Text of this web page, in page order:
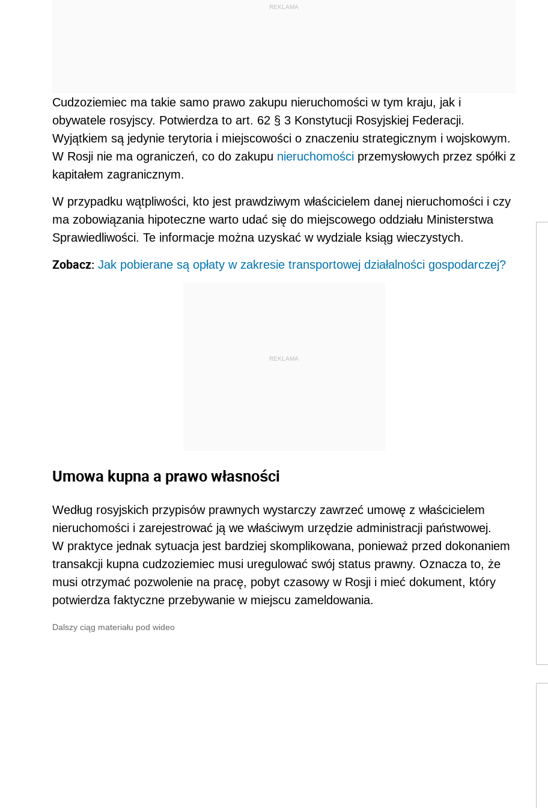
REKLAMA
Cudzoziemiec ma takie samo prawo zakupu nieruchomości w tym kraju, jak i
obywatele rosyjscy. Potwierdza to art. 62 § 3 Konstytucji Rosyjskiej Federacji.
Wyjątkiem są jedynie terytoria i miejscowości o znaczeniu strategicznym i wojskowym.
W Rosji nie ma ograniczeń, co do zakupu nieruchomości przemysłowych przez spółki z
kapitałem zagranicznym.
W przypadku wątpliwości, kto jest prawdziwym właścicielem danej nieruchomości i czy
ma zobowiązania hipoteczne warto udać się do miejscowego oddziału Ministerstwa
Sprawiedliwości. Te informacje można uzyskać w wydziale ksiąg wieczystych.
Zobacz: Jak pobierane są opłaty w zakresie transportowej działalności gospodarczej?
REKLAMA
Umowa kupna a prawo własności
Według rosyjskich przypisów prawnych wystarczy zawrzeć umowę z właścicielem
nieruchomości i zarejestrować ją we właściwym urzędzie administracji państwowej.
W praktyce jednak sytuacja jest bardziej skomplikowana, ponieważ przed dokonaniem
transakcji kupna cudzoziemiec musi uregulować swój status prawny. Oznacza to, że
musi otrzymać pozwolenie na pracę, pobyt czasowy w Rosji i mieć dokument, który
potwierdza faktyczne przebywanie w miejscu zameldowania.
Dalszy ciąg materiału pod wideo